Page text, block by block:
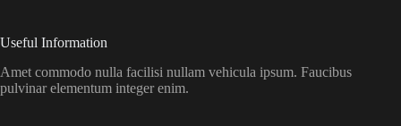
Useful Information
Amet commodo nulla facilisi nullam vehicula ipsum. Faucibus
pulvinar elementum integer enim.